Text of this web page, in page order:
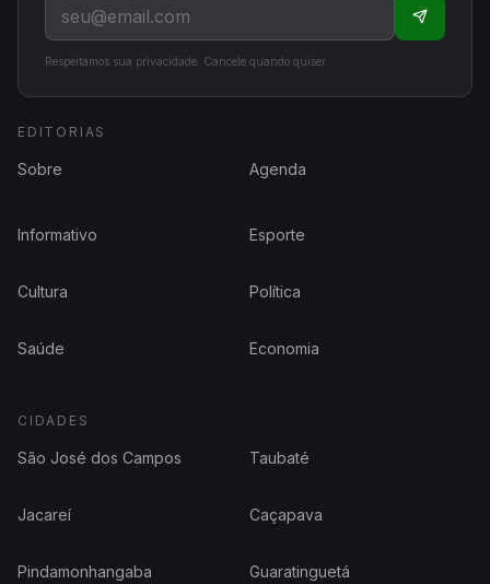
Respeitamos sua privacidade. Cancele quando quiser.
EDITORIAS
Sobre Agenda
Informativo Esporte
Cultura Política
Saúde Economia
CIDADES
São José dos Campos Taubaté
Jacareí Caçapava
Pindamonhangaba Guaratinguetá